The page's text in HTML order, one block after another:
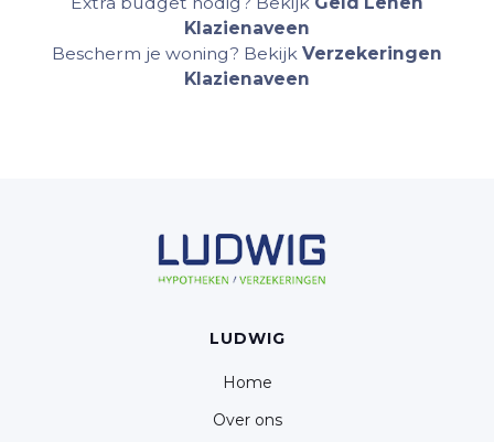
Klazienaveen
Bescherm je woning? Bekijk Verzekeringen
Klazienaveen
LUDWIG
Home
Over ons